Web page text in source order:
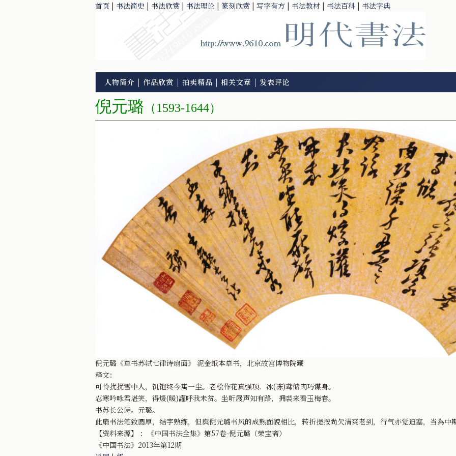
首页 | 书法简史 | 书法欣赏 | 书法理论 | 篆刻欣赏 | 写字有方 | 书法教材 | 书法百科 | 书法字典
人物简介 | 作品欣赏 | 拍卖精品 | 相关文章 | 发表评论
倪元璐 （1593-1644）
倪元璐《草书苏轼七律诗扇面》 泥金纸本草书，北京故宫博物院藏
释文：
可怜扰扰雪中人，饥饱终今寓一尘。老桧作花真强项．冰(冻)鸢储肉巧谋身。
忍寒吟咏君堪笑，得煖(暖)讙呼我未贫。坐听屐声知有路，拥裘来看玉梅春。
书苏长公诗。元璐。
此扇书法笔致圆厚，结字熟练，但舆倪元璐书风的成熟面貌相比，转折提按尚欠清爽老到，行气亦觉迫塞，当為中
【资料来源】 ：《中国书法全集》第57卷-倪元璐（荣宝斋）
《中国书法》2013年第12期